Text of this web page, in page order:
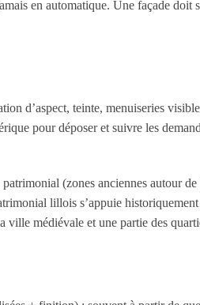
en automatique. Une façade
d’aspect, teinte, menuiseries
pour déposer et suivre les
(zones anciennes autour
lillois s’appuie
ville médiévale et une partie des